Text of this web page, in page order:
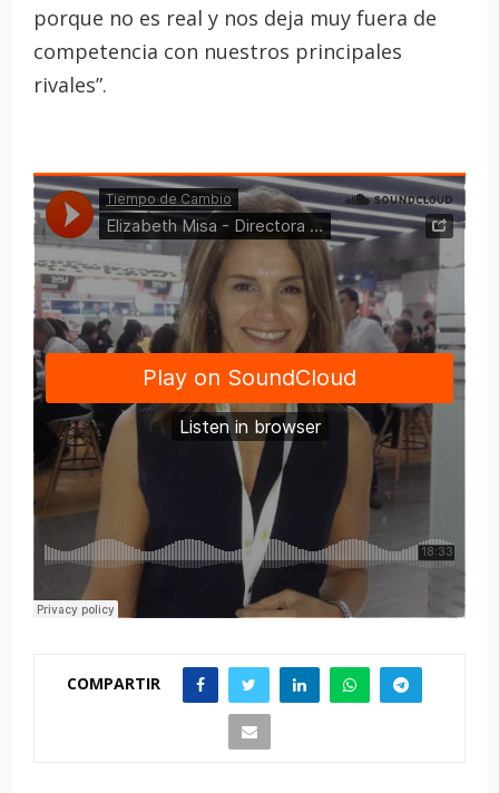
porque no es real y nos deja muy fuera de
competencia con nuestros principales
rivales”.
COMPARTIR